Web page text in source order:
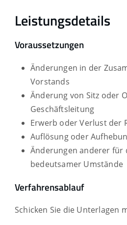
Leistungsdetails
Voraussetzungen
Änderungen in der
Vorstands
Änderung von Sitz oder
Geschäftsleitung
Erwerb oder Verlust der
Auflösung oder
Änderungen anderer für
bedeutsamer Umstände
Verfahrensablauf
Schicken Sie die Unterlagen